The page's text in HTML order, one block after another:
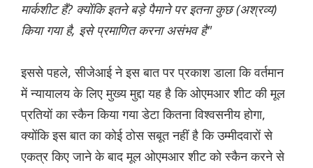
मार्कशीट हैं? क्योंकि इतने बड़े पैमाने पर इतना कुछ (अश्रव्य)
किया गया है, इसे प्रमाणित करना असंभव है"
इससे पहले, सीजेआई ने इस बात पर प्रकाश डाला कि वर्तमान
में न्यायालय के लिए मुख्य मुद्दा यह है कि ओएमआर शीट की मूल
प्रतियों का स्कैन किया गया डेटा कितना विश्वसनीय होगा,
क्योंकि इस बात का कोई ठोस सबूत नहीं है कि उम्मीदवारों से
एकत्र किए जाने के बाद मूल ओएमआर शीट को स्कैन करने से